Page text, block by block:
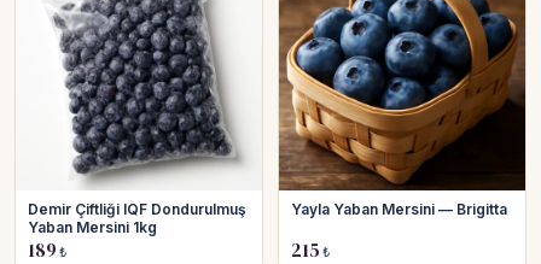
Demir Çiftliği IQF Dondurulmuş
Yaban Mersini 1kg
189 ₺
Yayla Yaban Mersini — Brigitta
215 ₺